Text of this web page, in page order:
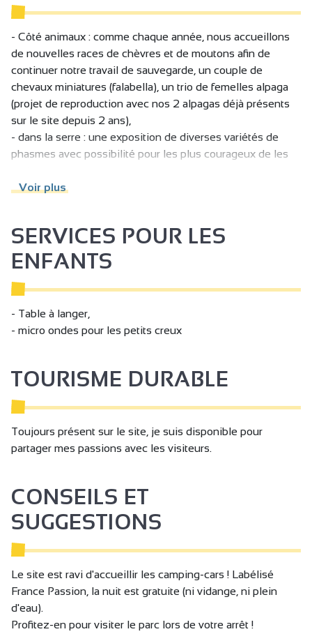
- Côté animaux : comme chaque année, nous accueillons
de nouvelles races de chèvres et de moutons afin de
continuer notre travail de sauvegarde, un couple de
chevaux miniatures (falabella), un trio de femelles alpaga
(projet de reproduction avec nos 2 alpagas déjà présents
sur le site depuis 2 ans),
- dans la serre : une exposition de diverses variétés de
phasmes avec possibilité pour les plus courageux de les
- la chèvre à traire de grandeur nature pour vous essayer à
- une voiture ancienne (203 Peugeot) ainsi qu'une
véritable barque aménagées en aire de pique nique.
Voir plus
SERVICES POUR LES
ENFANTS
- Table à langer,
- micro ondes pour les petits creux
TOURISME DURABLE
Toujours présent sur le site, je suis disponible pour
partager mes passions avec les visiteurs.
CONSEILS ET
SUGGESTIONS
Le site est ravi d'accueillir les camping-cars ! Labélisé
France Passion, la nuit est gratuite (ni vidange, ni plein
d'eau).
Profitez-en pour visiter le parc lors de votre arrêt !